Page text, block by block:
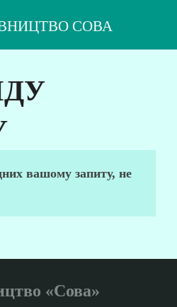
СОВА
вашому запиту, не
«Сова»